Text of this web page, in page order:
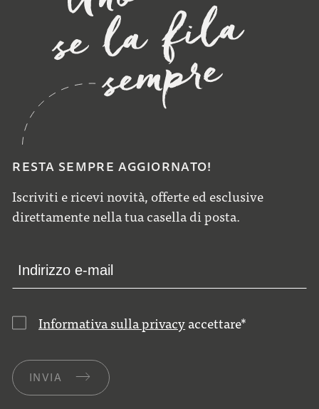
RESTA SEMPRE AGGIORNATO!
Iscriviti e ricevi novità, offerte ed esclusive
direttamente nella tua casella di posta.
Informativa sulla privacy accettare*
INVIA